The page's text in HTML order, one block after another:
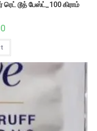
டூத் பேஸ்ட்_100 கிராம்
Current
is: